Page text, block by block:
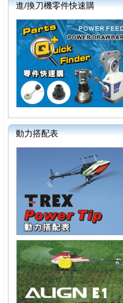
進/換刀機零件快速購
動力搭配表